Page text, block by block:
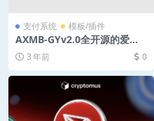
支付系统 模板/插件
AXMB-GYv2.0全开源的爱希
彩虹易支付模板
3 年前 0